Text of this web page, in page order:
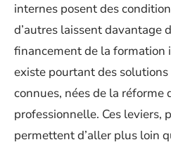
internes posent des
d’autres laissent davantage
financement de la formation
existe pourtant des
connues, nées de la réforme
professionnelle. Ces leviers,
permettent d’aller plus loin